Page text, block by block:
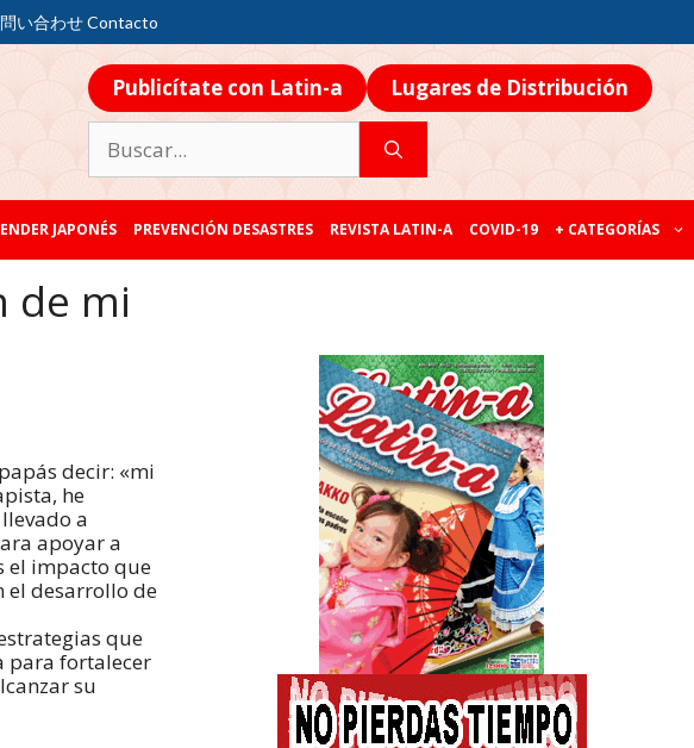
い合わせ Contacto
Publicítate con Latin-a Lugares de Distribución
JAPONÉS PREVENCIÓN DESASTRES REVISTA LATIN-A COVID-19 + CATEGORÍAS
de mi
decir: «mi
he
a
apoyar a
el impacto que
el desarrollo de
que
para fortalecer
su